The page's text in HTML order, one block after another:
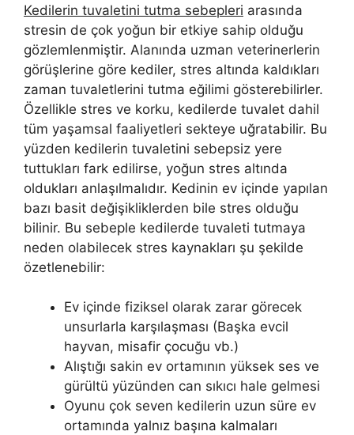
Kedilerin tuvaletini tutma sebepleri arasında
stresin de çok yoğun bir etkiye sahip olduğu
gözlemlenmiştir. Alanında uzman veterinerlerin
görüşlerine göre kediler, stres altında kaldıkları
zaman tuvaletlerini tutma eğilimi gösterebilirler.
Özellikle stres ve korku, kedilerde tuvalet dahil
tüm yaşamsal faaliyetleri sekteye uğratabilir. Bu
yüzden kedilerin tuvaletini sebepsiz yere
tuttukları fark edilirse, yoğun stres altında
oldukları anlaşılmalıdır. Kedinin ev içinde yapılan
bazı basit değişikliklerden bile stres olduğu
bilinir. Bu sebeple kedilerde tuvaleti tutmaya
neden olabilecek stres kaynakları şu şekilde
özetlenebilir:
Ev içinde fiziksel olarak zarar görecek
unsurlarla karşılaşması (Başka evcil
hayvan, misafir çocuğu vb.)
Alıştığı sakin ev ortamının yüksek ses ve
gürültü yüzünden can sıkıcı hale gelmesi
Oyunu çok seven kedilerin uzun süre ev
ortamında yalnız başına kalmaları